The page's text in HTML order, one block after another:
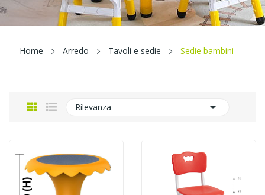
Home Arredo Tavoli e sedie Sedie bambini
Rilevanza 